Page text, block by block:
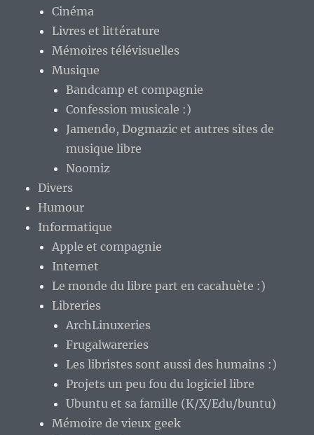
Cinéma
Livres et littérature
Mémoires télévisuelles
Musique
Bandcamp et compagnie
Confession musicale :)
Jamendo, Dogmazic et autres sites de
musique libre
Noomiz
Divers
Humour
Informatique
Apple et compagnie
Internet
Le monde du libre part en cacahuète :)
Libreries
ArchLinuxeries
Frugalwareries
Les libristes sont aussi des humains :)
Projets un peu fou du logiciel libre
Ubuntu et sa famille (K/X/Edu/buntu)
Mémoire de vieux geek